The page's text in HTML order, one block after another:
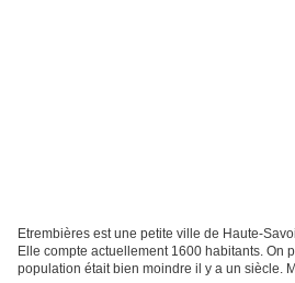
Etrembières est une petite ville de Haute-
Elle compte actuellement 1600 habitants. On
population était bien moindre il y a un siècle.